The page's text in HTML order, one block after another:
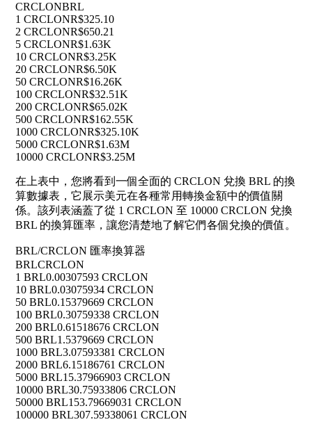
CRCLONBRL
1 CRCLONR$325.10
2 CRCLONR$650.21
5 CRCLONR$1.63K
10 CRCLONR$3.25K
20 CRCLONR$6.50K
50 CRCLONR$16.26K
100 CRCLONR$32.51K
200 CRCLONR$65.02K
500 CRCLONR$162.55K
1000 CRCLONR$325.10K
5000 CRCLONR$1.63M
10000 CRCLONR$3.25M
在上表中，您將看到一個全面的 CRCLON 兌換 BRL 的換
算數據表，它展示美元在各種常用轉換金額中的價值關
係。該列表涵蓋了從 1 CRCLON 至 10000 CRCLON 兌換
BRL 的換算匯率，讓您清楚地了解它們各個兌換的價值。
BRL/CRCLON 匯率換算器
BRLCRCLON
1 BRL0.00307593 CRCLON
10 BRL0.03075934 CRCLON
50 BRL0.15379669 CRCLON
100 BRL0.30759338 CRCLON
200 BRL0.61518676 CRCLON
500 BRL1.5379669 CRCLON
1000 BRL3.07593381 CRCLON
2000 BRL6.15186761 CRCLON
5000 BRL15.37966903 CRCLON
10000 BRL30.75933806 CRCLON
50000 BRL153.79669031 CRCLON
100000 BRL307.59338061 CRCLON